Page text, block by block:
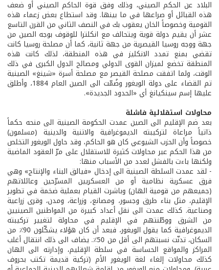
البلاد عن الحكم الصيني، وذلك وفق قوة الحاكم الصيني أو ضعف
هذه القبائل أو صراعها في ما بينها. وقد استطاع بعض زعماء هذه
القومية وخصوصاً الخان يعقوب بك في النصف الثاني من القرن التاسع
عشر أن يقيم دولة قوية ويتحالف مع انكلترا للوقوف بوجه الصين من
جهة ووجه روسيا القيصرية من جهة ثانية، كما أن مصلحة روسيا كانت
تقضي بمنع تمدد الانكليز في هذه المنطقة، لذلك كانت هذه
المنطقة تخضع لميزان القوى الدولي ومصالح الدول الكبرى في ذلك
الوقت، ولما اتفقت مصلحة القيصر مع مصلحة أسرة «شينغ» الصينية
تم القضاء على دولة الويغور وضُمّت الى الصين العام 1884، وأطلق
عليها إسم سينكيانغ أي «الحدود الجديدة».
محاولات استقلالية فاشلة
بعد ضم الإقليم الى الصين عمدت الحكومة الصينية الى منحه حكماً
ذاتياً مراعاة لتركيبته الديموغرافية والاتنية والدينية (مسلمون)
خصوصاً وأن الحزب الشيوعي كان هو الحاكم، وقد حاول الويغور التخلص
من هذا الحكم عبر محاولات كثيرة للاستقلال على مرّ العقود الماضية
ولكنها باءت بالفشل لعدد من الأسباب منها:
- لقد عمدت السلطة الصينية الى إدخال «فيالق البناء والإنتاج» وهي
فرق عسكرية نظامية أو من العسكريين المسرّحين وعائلاتهم
(جميعهم من قومية الهان) وباشرت القيام بعملية ضخمة في تطوير
الإقليم، مثل بناء طرق وجسور، ومصانع، وزراعة، ومدن، وقرى زراعية
وصناعية. كذلك عمدت الى نقل أعداد كبيرة من المواطنين الصينيين
من الشرق ووطّنتهم في الإقليم في محاولة لتغيير تركيبته
الديموغرافية كما يقول الويغور، فبعد أن كان هؤلاء يشكّلون 90٪ من
السكان، تدنّت نسبتهم الى أقل من 50٪. يضاف الى ذلك انتقال أغلب
المراكز والمواقع الحساسة في سلطة الإقليم، وإدارته الى الهان
كذلك محاولات إلغاء لغة الويغور الأم (تركية قديمة تكتب بحروف